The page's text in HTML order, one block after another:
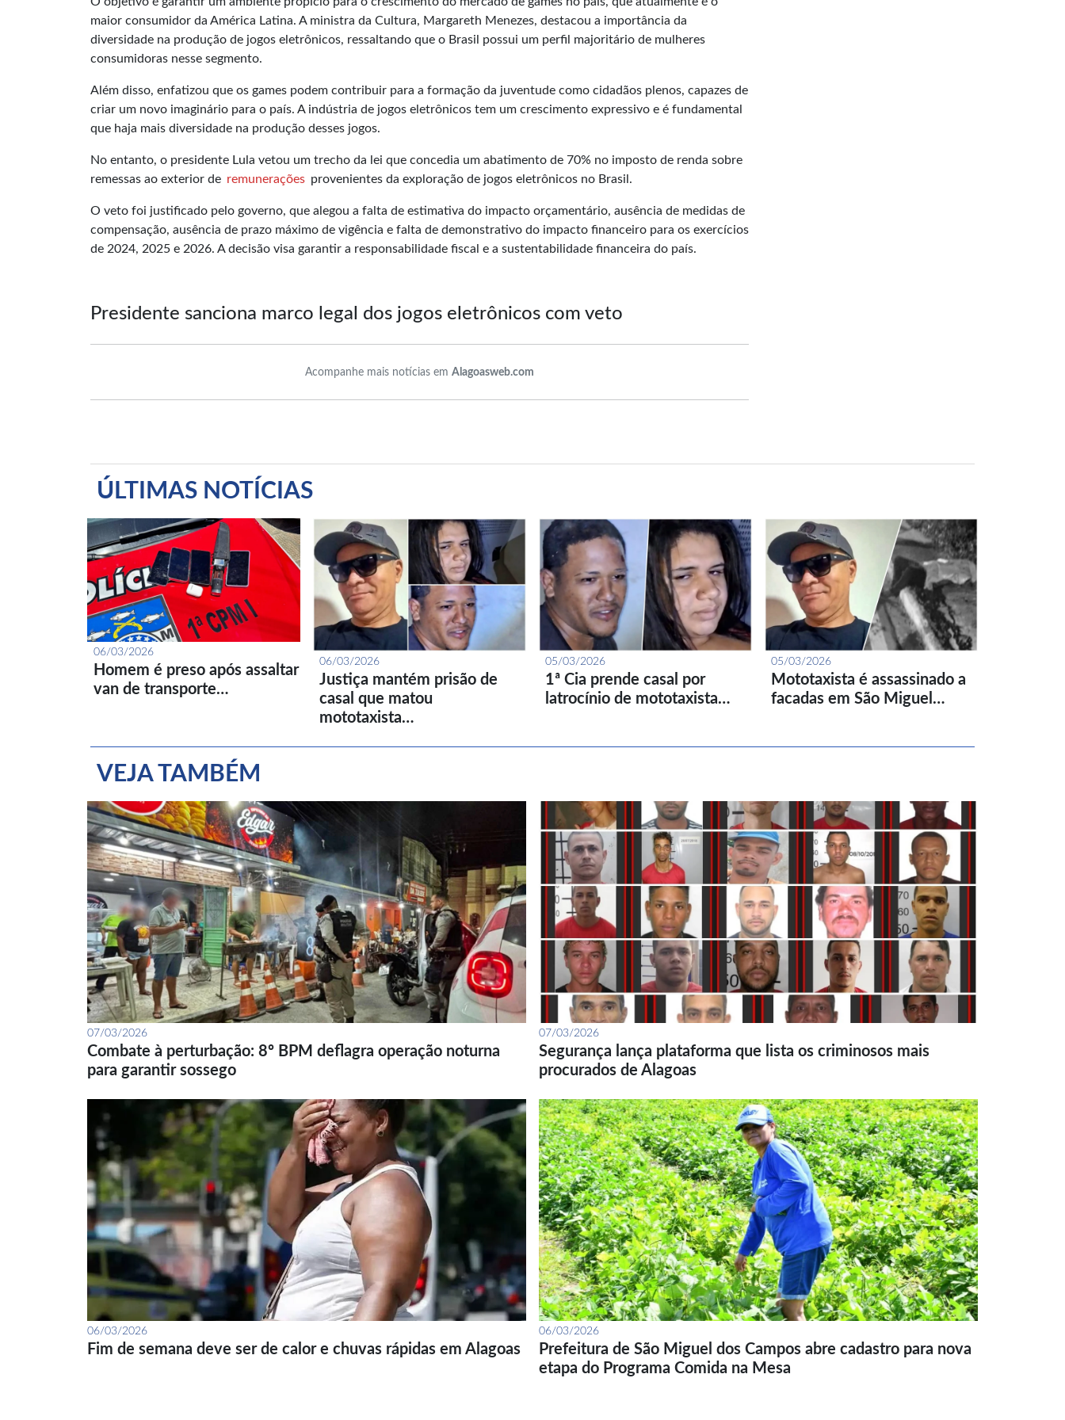
maior consumidor da América Latina. A ministra da Cultura, Margareth Menezes, destacou a importância da
diversidade na produção de jogos eletrônicos, ressaltando que o Brasil possui um perfil majoritário de mulheres
consumidoras nesse segmento.
Além disso, enfatizou que os games podem contribuir para a formação da juventude como cidadãos plenos, capazes de
criar um novo imaginário para o país. A indústria de jogos eletrônicos tem um crescimento expressivo e é fundamental
que haja mais diversidade na produção desses jogos.
No entanto, o presidente Lula vetou um trecho da lei que concedia um abatimento de 70% no imposto de renda sobre
remessas ao exterior de remunerações provenientes da exploração de jogos eletrônicos no Brasil.
O veto foi justificado pelo governo, que alegou a falta de estimativa do impacto orçamentário, ausência de medidas de
compensação, ausência de prazo máximo de vigência e falta de demonstrativo do impacto financeiro para os exercícios
de 2024, 2025 e 2026. A decisão visa garantir a responsabilidade fiscal e a sustentabilidade financeira do país.
Presidente sanciona marco legal dos jogos eletrônicos com veto
Acompanhe mais notícias em Alagoasweb.com
ÚLTIMAS NOTÍCIAS
06/03/2026
Homem é preso após assaltar
van de transporte…
06/03/2026
Justiça mantém prisão de
casal que matou
mototaxista…
05/03/2026
1ª Cia prende casal por
latrocínio de mototaxista…
05/03/2026
Mototaxista é assassinado a
facadas em São Miguel…
VEJA TAMBÉM
07/03/2026
Combate à perturbação: 8º BPM deflagra operação noturna
para garantir sossego
07/03/2026
Segurança lança plataforma que lista os criminosos mais
procurados de Alagoas
06/03/2026
Fim de semana deve ser de calor e chuvas rápidas em Alagoas
06/03/2026
Prefeitura de São Miguel dos Campos abre cadastro para nova
etapa do Programa Comida na Mesa